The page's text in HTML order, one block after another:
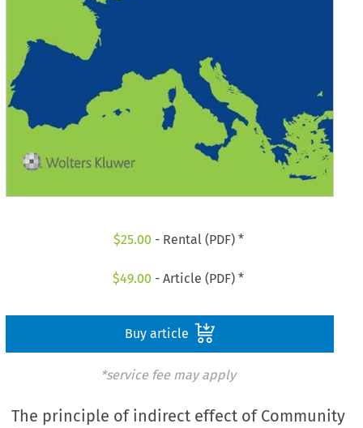
$25.00 - Rental (PDF) *
$49.00 - Article (PDF) *
Buy article
*service fee may apply
The principle of indirect effect of Community